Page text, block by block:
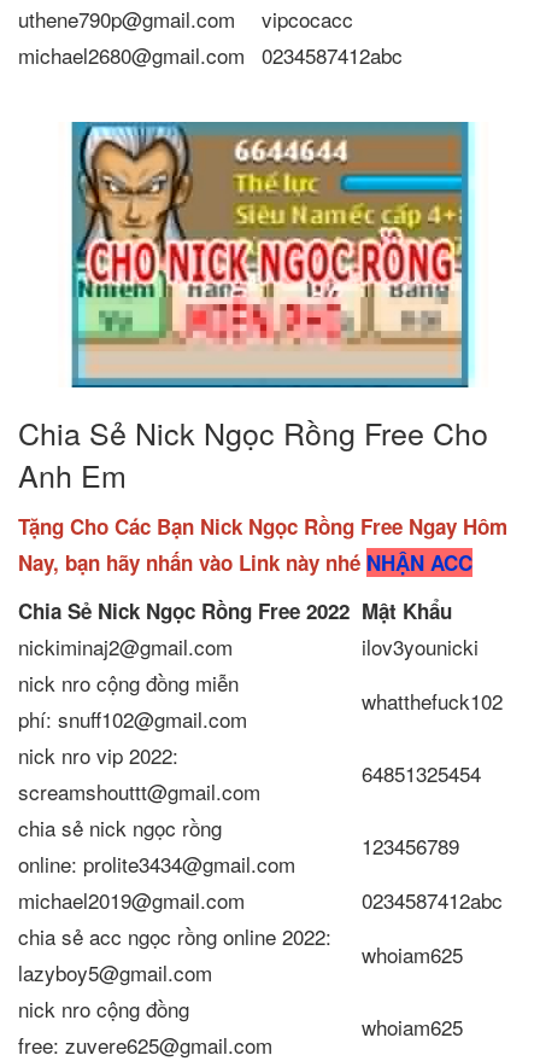
uthene790p@gmail.com
vipcocacc
michael2680@gmail.com 0234587412abc
Chia Sẻ Nick Ngọc Rồng Free Cho
Anh Em
Tặng Cho Các Bạn Nick Ngọc Rồng Free Ngay Hôm
Nay, bạn hãy nhấn vào Link này nhé NHẬN ACC
Chia Sẻ Nick Ngọc Rồng Free 2022 Mật Khẩu
nickiminaj2@gmail.com
ilov3younicki
nick nro cộng đồng miễn
phí: snuff102@gmail.com
whatthefuck102
nick nro vip 2022:
screamshouttt@gmail.com
64851325454
chia sẻ nick ngọc rồng
online: prolite3434@gmail.com
123456789
michael2019@gmail.com
0234587412abc
chia sẻ acc ngọc rồng online 2022:
lazyboy5@gmail.com
whoiam625
nick nro cộng đồng
free: zuvere625@gmail.com
whoiam625